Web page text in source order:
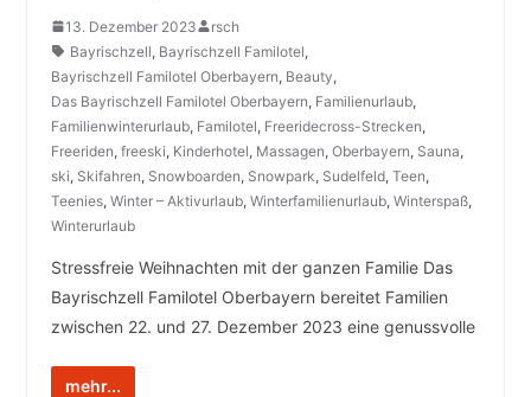
13. Dezember 2023
rsch
Bayrischzell, Bayrischzell Familotel,
Bayrischzell Familotel Oberbayern, Beauty,
Das Bayrischzell Familotel Oberbayern, Familienurlaub,
Familienwinterurlaub, Familotel, Freeridecross-Strecken,
Freeriden, freeski, Kinderhotel, Massagen, Oberbayern, Sauna,
ski, Skifahren, Snowboarden, Snowpark, Sudelfeld, Teen,
Teenies, Winter – Aktivurlaub, Winterfamilienurlaub, Winterspaß,
Winterurlaub
Stressfreie Weihnachten mit der ganzen Familie Das
Bayrischzell Familotel Oberbayern bereitet Familien
zwischen 22. und 27. Dezember 2023 eine genussvolle
mehr...